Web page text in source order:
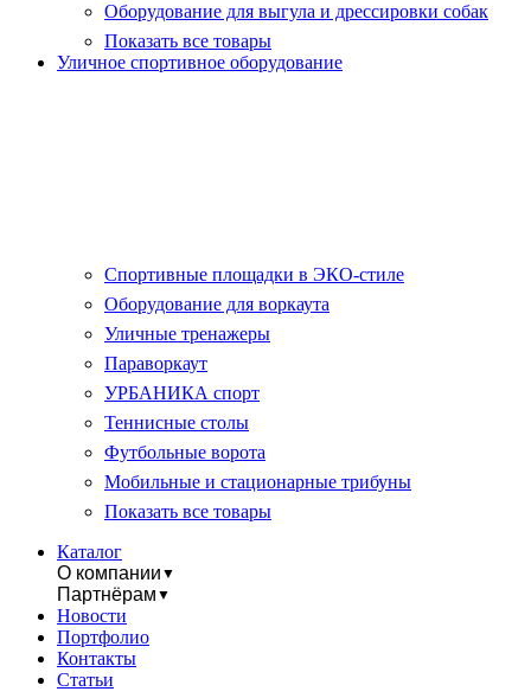
Оборудование для выгула и дрессировки собак
Показать все товары
Уличное спортивное оборудование
Спортивные площадки в ЭКО-стиле
Оборудование для воркаута
Уличные тренажеры
Параворкаут
УРБАНИКА спорт
Теннисные столы
Футбольные ворота
Мобильные и стационарные трибуны
Показать все товары
Каталог
О компании ▼
Партнёрам ▼
Новости
Портфолио
Контакты
Статьи